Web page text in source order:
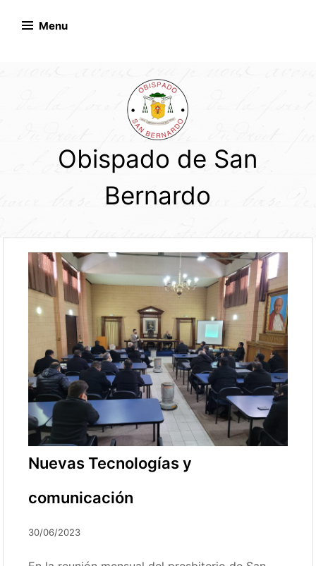
Menu
Obispado de San
Bernardo
Nuevas Tecnologías y
comunicación
30/06/2023